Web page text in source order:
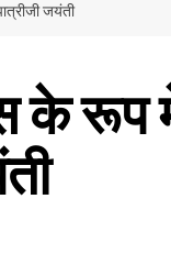
जयंती
के रूप